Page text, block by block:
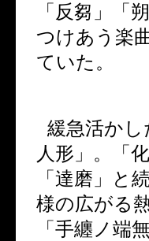
「反芻」「
つけあう楽
ていた。
緩急活か
人形」。「
「達磨」と
様の広がる
「手纏ノ端